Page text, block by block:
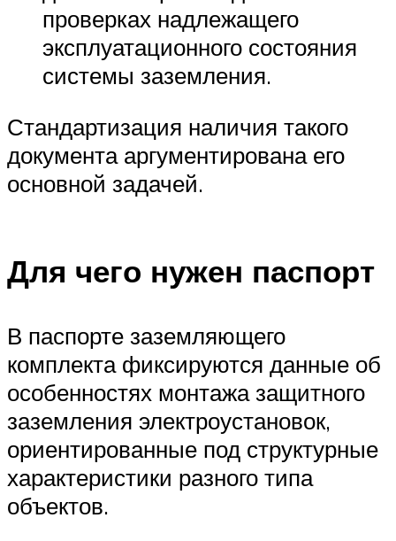
проверках надлежащего
эксплуатационного состояния
системы заземления.
Стандартизация наличия такого
документа аргументирована его
основной задачей.
Для чего нужен паспорт
В паспорте заземляющего
комплекта фиксируются данные об
особенностях монтажа защитного
заземления электроустановок,
ориентированные под структурные
характеристики разного типа
объектов.